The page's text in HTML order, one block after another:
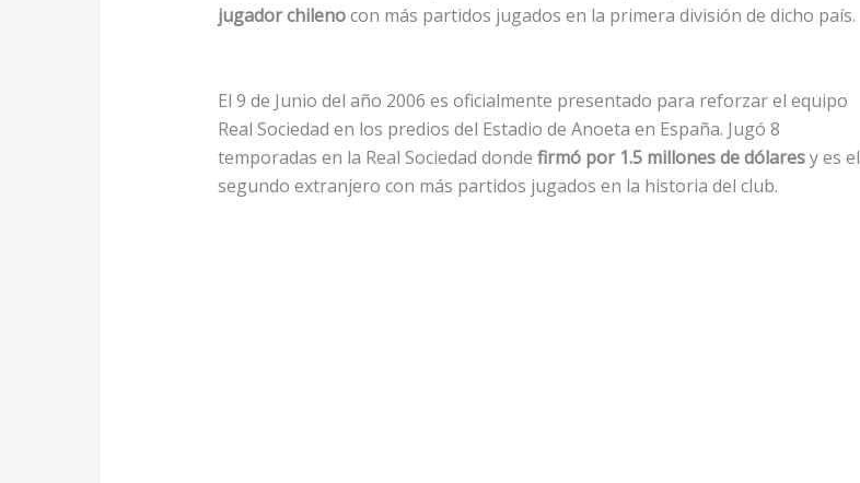
jugador chilenocon más partidos jugados en la primera división de dicho país.
El 9 de Junio del año 2006 es oficialmente presentado para reforzar el equipo
Real Sociedad en los predios del Estadio de Anoeta en España. Jugó 8
temporadas en la Real Sociedad donde firmó por 1.5 millones de dólaresy es el
segundo extranjero con más partidos jugados en la historia del club.